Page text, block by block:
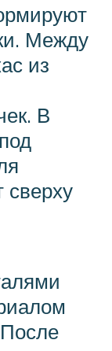
Между
из
В
сверху